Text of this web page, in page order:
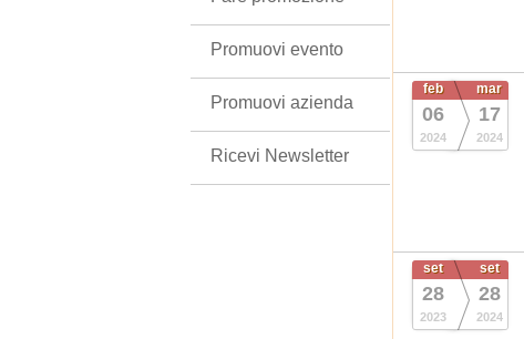
feb
06
2024
mar
17
2024
set
28
2023
set
28
2024
Promuovi evento
Promuovi azienda
Ricevi Newsletter